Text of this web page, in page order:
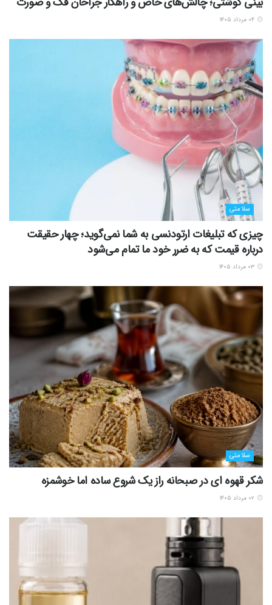
سلامتی
چیزی که تبلیغات ارتودنسی به شما نمی‌گوید؛ چهار حقیقت
درباره قیمت که به ضرر خود ما تمام می‌شود
سلامتی
شکر قهوه ای در صبحانه راز یک شروع ساده اما خوشمزه